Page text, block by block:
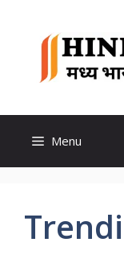
content
Menu